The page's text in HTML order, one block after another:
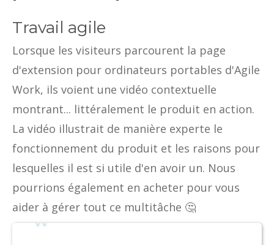
Travail agile
Lorsque les visiteurs parcourent la page
d'extension pour ordinateurs portables d'Agile
Work, ils voient une vidéo contextuelle
montrant... littéralement le produit en action.
La vidéo illustrait de manière experte le
fonctionnement du produit et les raisons pour
lesquelles il est si utile d'en avoir un. Nous
pourrions également en acheter pour vous
aider à gérer tout ce multitâche 🤔